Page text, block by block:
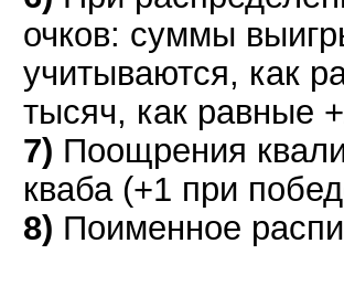
очков: суммы
учитываются, как
тысяч, как равные
7) Поощрения
кваба (+1 при
8) Поименное